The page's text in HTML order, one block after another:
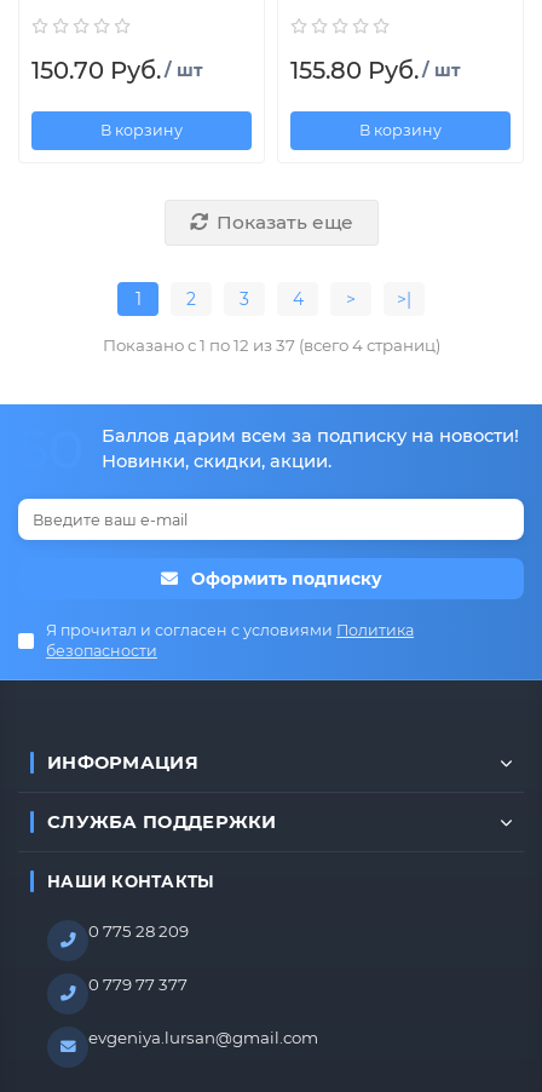
150.70 Руб./ шт
В корзину
155.80 Руб./ шт
В корзину
Показать еще
1 2 3 4 > >|
Показано с 1 по 12 из 37 (всего 4 страниц)
Баллов дарим всем за подписку на новости!
Новинки, скидки, акции.
Оформить подписку
Я прочитал и согласен с условиями Политика
безопасности
ИНФОРМАЦИЯ
СЛУЖБА ПОДДЕРЖКИ
НАШИ КОНТАКТЫ
0 775 28 209
0 779 77 377
evgeniya.lursan@gmail.com